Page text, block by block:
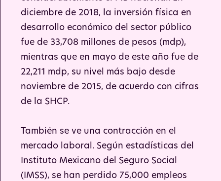
diciembre de 2018, la inversión física en
desarrollo económico del sector público
fue de 33,708 millones de pesos (mdp),
mientras que en mayo de este año fue de
22,211 mdp, su nivel más bajo desde
noviembre de 2015, de acuerdo con cifras
de la SHCP.
También se ve una contracción en el
mercado laboral. Según estadísticas del
Instituto Mexicano del Seguro Social
(IMSS), se han perdido 75,000 empleos